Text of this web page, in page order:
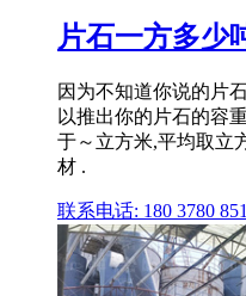
片石一方多少
因为不知道你说的片
以推出你的片石的容
于～立方米,平均取立
材 .
联系电话: 180 3780